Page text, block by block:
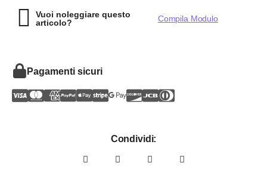
Vuoi noleggiare questo
articolo?
Compila Modulo
Pagamenti sicuri
Condividi: